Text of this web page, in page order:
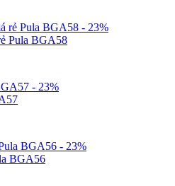
- 23%
Pula BGA58
- 23%
- 23%
BGA56